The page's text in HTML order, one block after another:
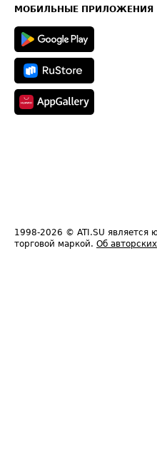
Техническая информация
МОБИЛЬНЫЕ ПРИЛОЖЕНИЯ
1998-2026 © ATI.SU является
торговой маркой. Об